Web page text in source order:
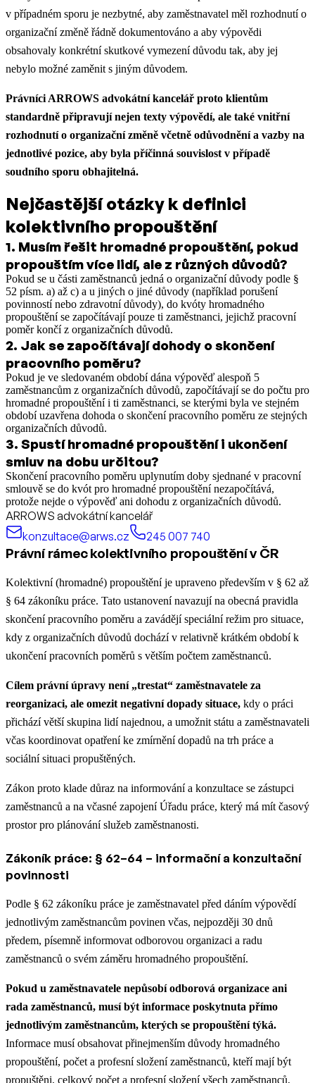
v případném sporu je nezbytné, aby zaměstnavatel měl rozhodnutí o
organizační změně řádně dokumentováno a aby výpovědi
obsahovaly konkrétní skutkové vymezení důvodu tak, aby jej
nebylo možné zaměnit s jiným důvodem.
Právníci ARROWS advokátní kancelář proto klientům
standardně připravují nejen texty výpovědí, ale také vnitřní
rozhodnutí o organizační změně včetně odůvodnění a vazby na
jednotlivé pozice, aby byla příčinná souvislost v případě
soudního sporu obhajitelná.
Nejčastější otázky k definici
kolektivního propouštění
1. Musím řešit hromadné propouštění, pokud
propouštím více lidí, ale z různých důvodů?
Pokud se u části zaměstnanců jedná o organizační důvody podle §
52 písm. a) až c) a u jiných o jiné důvody (například porušení
povinností nebo zdravotní důvody), do kvóty hromadného
propouštění se započítávají pouze ti zaměstnanci, jejichž pracovní
poměr končí z organizačních důvodů.
2. Jak se započítávají dohody o skončení
pracovního poměru?
Pokud je ve sledovaném období dána výpověď alespoň 5
zaměstnancům z organizačních důvodů, započítávají se do počtu pro
hromadné propouštění i ti zaměstnanci, se kterými byla ve stejném
období uzavřena dohoda o skončení pracovního poměru ze stejných
organizačních důvodů.
3. Spustí hromadné propouštění i ukončení
smluv na dobu určitou?
Skončení pracovního poměru uplynutím doby sjednané v pracovní
smlouvě se do kvót pro hromadné propouštění nezapočítává,
protože nejde o výpověď ani dohodu z organizačních důvodů.
ARROWS advokátní kancelář
konzultace@arws.cz
245 007 740
Právní rámec kolektivního propouštění v ČR
Kolektivní (hromadné) propouštění je upraveno především v § 62 až
§ 64 zákoníku práce. Tato ustanovení navazují na obecná pravidla
skončení pracovního poměru a zavádějí speciální režim pro situace,
kdy z organizačních důvodů dochází v relativně krátkém období k
ukončení pracovních poměrů s větším počtem zaměstnanců.
Cílem právní úpravy není „trestat“ zaměstnavatele za
reorganizaci, ale omezit negativní dopady situace, kdy o práci
přichází větší skupina lidí najednou, a umožnit státu a zaměstnavateli
včas koordinovat opatření ke zmírnění dopadů na trh práce a
sociální situaci propuštěných.
Zákon proto klade důraz na informování a konzultace se zástupci
zaměstnanců a na včasné zapojení Úřadu práce, který má mít časový
prostor pro plánování služeb zaměstnanosti.
Zákoník práce: § 62–64 – informační a konzultační
povinnosti
Podle § 62 zákoníku práce je zaměstnavatel před dáním výpovědí
jednotlivým zaměstnancům povinen včas, nejpozději 30 dnů
předem, písemně informovat odborovou organizaci a radu
zaměstnanců o svém záměru hromadného propouštění.
Pokud u zaměstnavatele nepůsobí odborová organizace ani
rada zaměstnanců, musí být informace poskytnuta přímo
jednotlivým zaměstnancům, kterých se propouštění týká.
Informace musí obsahovat přinejmenším důvody hromadného
propouštění, počet a profesní složení zaměstnanců, kteří mají být
propuštěni, celkový počet a profesní složení všech zaměstnanců,